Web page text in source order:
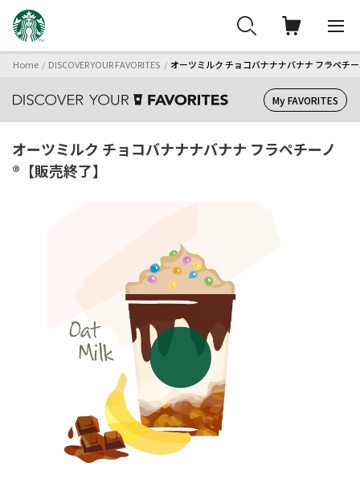
Home DISCOVER YOUR FAVORITES オーツミルク チョコバナナナバナナ フラペチ
My FAVORITES
オーツミルク チョコバナナナバナナ フラペチーノ
®【販売終了】